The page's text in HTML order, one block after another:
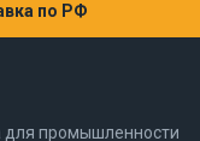
по РФ
для промышленности